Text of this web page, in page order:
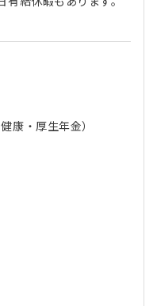
康・厚生年金）